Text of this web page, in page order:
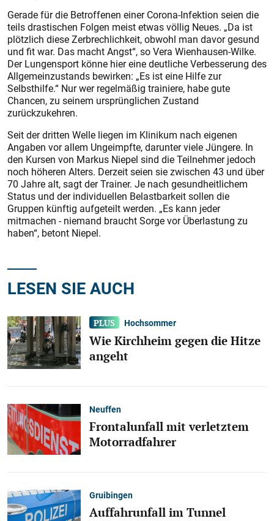
Gerade für die Betroffenen einer Corona-Infektion seien die
teils drastischen Folgen meist etwas völlig Neues. „Da ist
plötzlich diese Zerbrechlichkeit, obwohl man davor gesund
und fit war. Das macht Angst“, so Vera Wienhausen-Wilke.
Der Lungensport könne hier eine deutliche Verbesserung des
Allgemeinzustands bewirken: „Es ist eine Hilfe zur
Selbsthilfe.“ Nur wer regelmäßig trainiere, habe gute
Chancen, zu seinem ursprünglichen Zustand
zurückzukehren.
Seit der dritten Welle liegen im Klinikum nach eigenen
Angaben vor allem Ungeimpfte, darunter viele Jüngere. In
den Kursen von Markus Niepel sind die Teilnehmer jedoch
noch höheren Alters. Derzeit seien sie zwischen 43 und über
70 Jahre alt, sagt der Trainer. Je nach gesundheitlichem
Status und der individuellen Belastbarkeit sollen die
Gruppen künftig aufgeteilt werden. „Es kann jeder
mitmachen - niemand braucht Sorge vor Überlastung zu
haben“, betont Niepel.
LESEN SIE AUCH
Hochsommer
Wie Kirchheim gegen die Hitze
angeht
Neuffen
Frontalunfall mit verletztem
Motorradfahrer
Gruibingen
Auffahrunfall im Tunnel